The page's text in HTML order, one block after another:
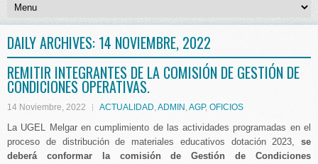
DAILY ARCHIVES: 14 NOVIEMBRE, 2022
REMITIR INTEGRANTES DE LA COMISIÓN DE GESTIÓN DE
CONDICIONES OPERATIVAS.
14 Noviembre, 2022 ACTUALIDAD,ADMIN ,AGP, OFICIOS
La UGEL Melgar en cumplimiento de las actividades programadas en el
proceso de distribución de materiales educativos dotación 2023, se
deberá conformar la comisión de Gestión de Condiciones